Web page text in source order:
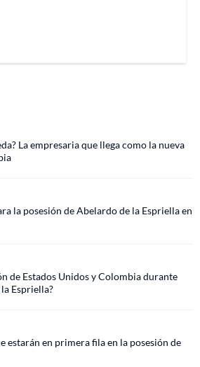
La empresaria que llega como la nueva
la posesión de Abelardo de la Espriella en
de Estados Unidos y Colombia durante
Espriella?
estarán en primera fila en la posesión de